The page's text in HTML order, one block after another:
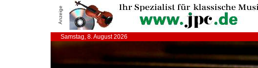
Anzeige
Samstag, 8. August 2026